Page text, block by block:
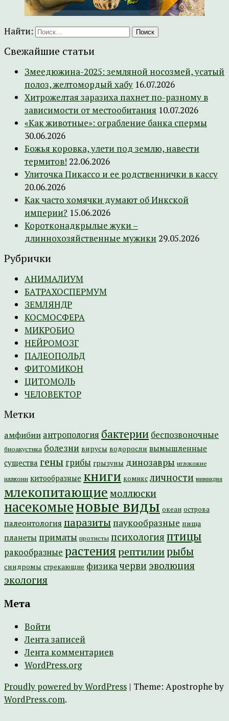
Найти:
Свежайшие статьи
Змеедюжина-2025: земляной носозмей, усатый
полоз, желтомордый хабу 16.07.2026
Хитрожелтая заразиха пахнет по-разному в
зависимости от местообитания 10.07.2026
«Как животные»: ограбление банка спермы
30.06.2026
Божья коровка, улети под землю, навести
термитов! 22.06.2026
Улиточка Пикассо и ее родственнички в кассу
20.06.2026
Как часто хомячки думают об Инкской
империи? 15.06.2026
Коротконадкрылые жуки –
длиннохозяйственные мужики 29.05.2026
Рубрички
АНИМАЛИУМ
БАТРАХОСПЕРМУМ
ЗЕМЛЯНДР
КОСМОСФЕРА
МИКРОБИО
НЕЙРОМОЗГ
ПАЛЕОПОЛЬД
ФИТОМИКОН
ЦИТОМОЛЬ
ЧЕЛОВЕКТОР
Метки
амфибии антропология бактерии беспозвоночные
биоакустика болезни вирусы водоросли вымышленные
существа гены грибы грызуны динозавры иглокожие
иллюзии китообразные книги комикс личности мимикрия
млекопитающие моллюски
насекомыеновые виды океан острова
палеонтология паразиты паукообразные пища
планеты приматы протисты психология птицы
ракообразные растениярептилиирыбы
синдромы стрекающие физикачерви эволюция
экология
Мета
Войти
Лента записей
Лента комментариев
WordPress.org
Proudly powered by WordPress | Theme: Apostrophe by
WordPress.com.